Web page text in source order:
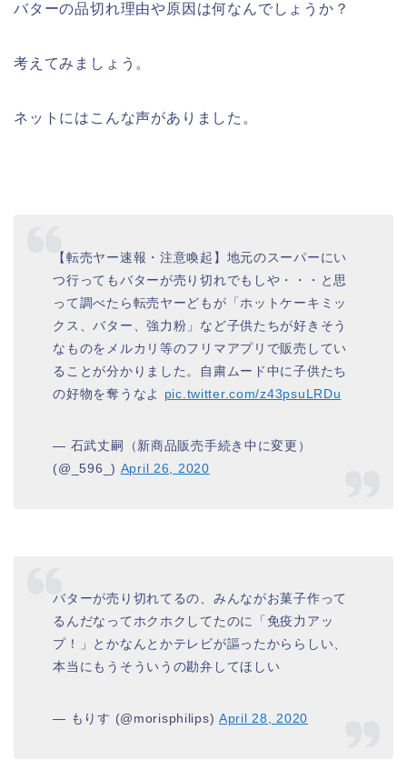
バターの品切れ理由や原因は何なんでしょうか？
考えてみましょう。
ネットにはこんな声がありました。
【転売ヤー速報・注意喚起】地元のスーパーにい
つ行ってもバターが売り切れでもしや・・・と思
って調べたら転売ヤーどもが「ホットケーキミッ
クス、バター、強力粉」など子供たちが好きそう
なものをメルカリ等のフリマアプリで販売してい
ることが分かりました。自粛ムード中に子供たち
の好物を奪うなよ pic.twitter.com/z43psuLRDu
— 石武丈嗣（新商品販売手続き中に変更）
(@_596_) April 26, 2020
バターが売り切れてるの、みんながお菓子作って
るんだなってホクホクしてたのに「免疫力アッ
プ！」とかなんとかテレビが謳ったかららしい、
本当にもうそういうの勘弁してほしい
— もりす (@morisphilips)April 28, 2020